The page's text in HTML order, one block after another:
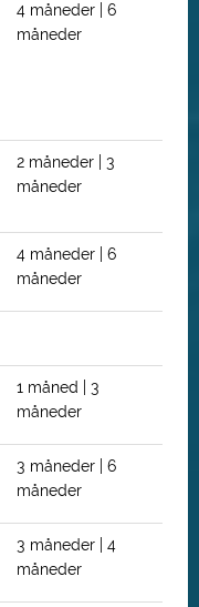
4 måneder | 6
måneder
2 måneder | 3
måneder
4 måneder | 6
måneder
1 måned | 3
måneder
3 måneder | 6
måneder
3 måneder | 4
måneder